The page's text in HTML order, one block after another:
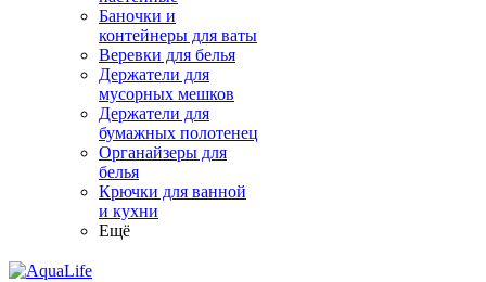
Баночки и
контейнеры для ваты
Веревки для белья
Держатели для
мусорных мешков
Держатели для
бумажных полотенец
Органайзеры для
белья
Крючки для ванной
и кухни
Ещё